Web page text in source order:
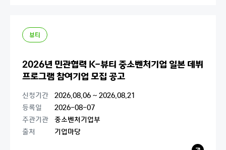
뷰티
2026년 민관협력 K-뷰티 중소벤처기업 일본 데뷔
프로그램 참여기업 모집 공고
신청기간 2026.08.06 ~ 2026.08.21
등록일
2026-08-07
주관기관 중소벤처기업부
출처
기업마당
레